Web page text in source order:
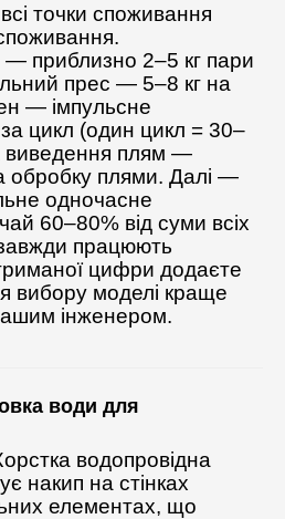
точки споживання
— приблизно 2–5 кг пари
прес — 5–8 кг на
— імпульсне
цикл (один цикл = 30–
виведення плям —
обробку плями. Далі —
одночасне
60–80% від суми всіх
працюють
цифри додаєте
вибору моделі краще
інженером.
води для
водопровідна
накип на стінках
елементах, що